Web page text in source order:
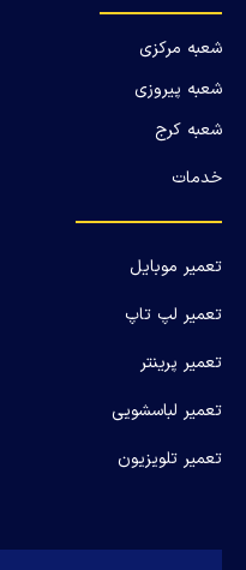
شعبه مرکزی
شعبه پیروزی
شعبه کرج
خدمات
تعمیر موبایل
تعمیر لپ تاپ
تعمیر پرینتر
تعمیر لباسشویی
تعمیر تلویزیون